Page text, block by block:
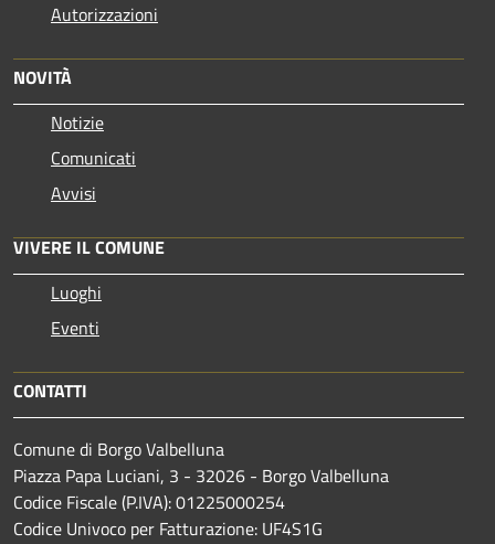
Autorizzazioni
NOVITÀ
Notizie
Comunicati
Avvisi
VIVERE IL COMUNE
Luoghi
Eventi
CONTATTI
Comune di Borgo Valbelluna
Piazza Papa Luciani, 3 - 32026 - Borgo Valbelluna
Codice Fiscale (P.IVA): 01225000254
Codice Univoco per Fatturazione: UF4S1G